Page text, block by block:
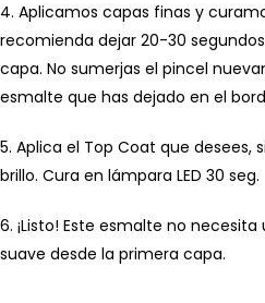
4. Aplicamos capas finas y
recomienda dejar 20-30
capa. No sumerjas el pincel
esmalte que has dejado en el
5. Aplica el Top Coat que desees,
brillo. Cura en lámpara LED 30 seg.
6. ¡Listo! Este esmalte no
suave desde la primera capa.